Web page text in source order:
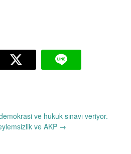
ve hukuk sınavı veriyor.
ve AKP →